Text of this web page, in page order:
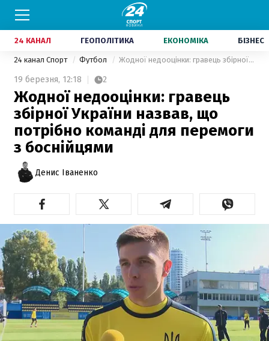
24 КАНАЛ ГЕОПОЛІТИКА ЕКОНОМІКА БІЗНЕС
24 канал Спорт Футбол Жодної недооцінки: гравець збірної України назвав, що потрібно команді для перемоги з боснійцями
19 березня, 12:18 2
Жодної недооцінки: гравець
збірної України назвав, що
потрібно команді для перемоги
з боснійцями
Денис Іваненко